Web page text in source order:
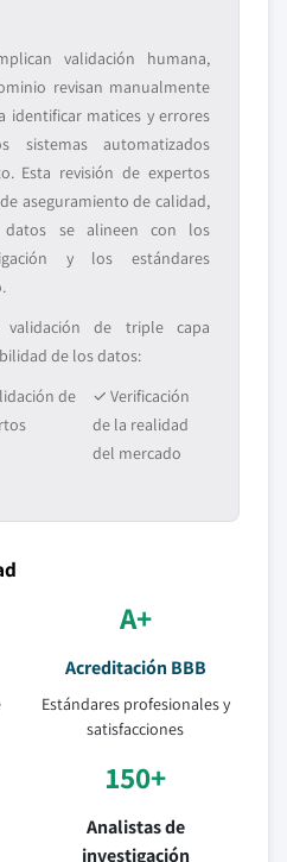
validación humana,
revisan manualmente
identificar matices y errores
sistemas automatizados
Esta revisión de expertos
aseguramiento de calidad,
datos se alineen con los
y los estándares
validación de triple capa
de los datos:
de
✓ Verificación
de la realidad
del mercado
A+
Acreditación BBB
Estándares profesionales y
satisfacciones
150+
Analistas de
investigación